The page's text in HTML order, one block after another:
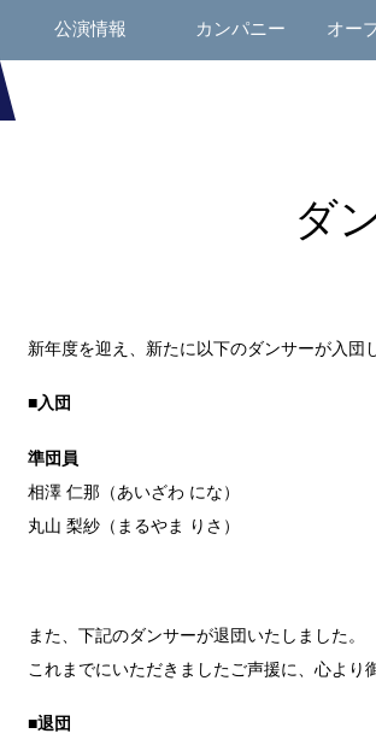
公演情報 カンパニー オー
ダ
新年度を迎え、新たに以下のダンサーが入団
■入団
準団員
相澤 仁那（あいざわ にな）
丸山 梨紗（まるやま りさ）
また、下記のダンサーが退団いたしました。
これまでにいただきましたご声援に、心より
■退団